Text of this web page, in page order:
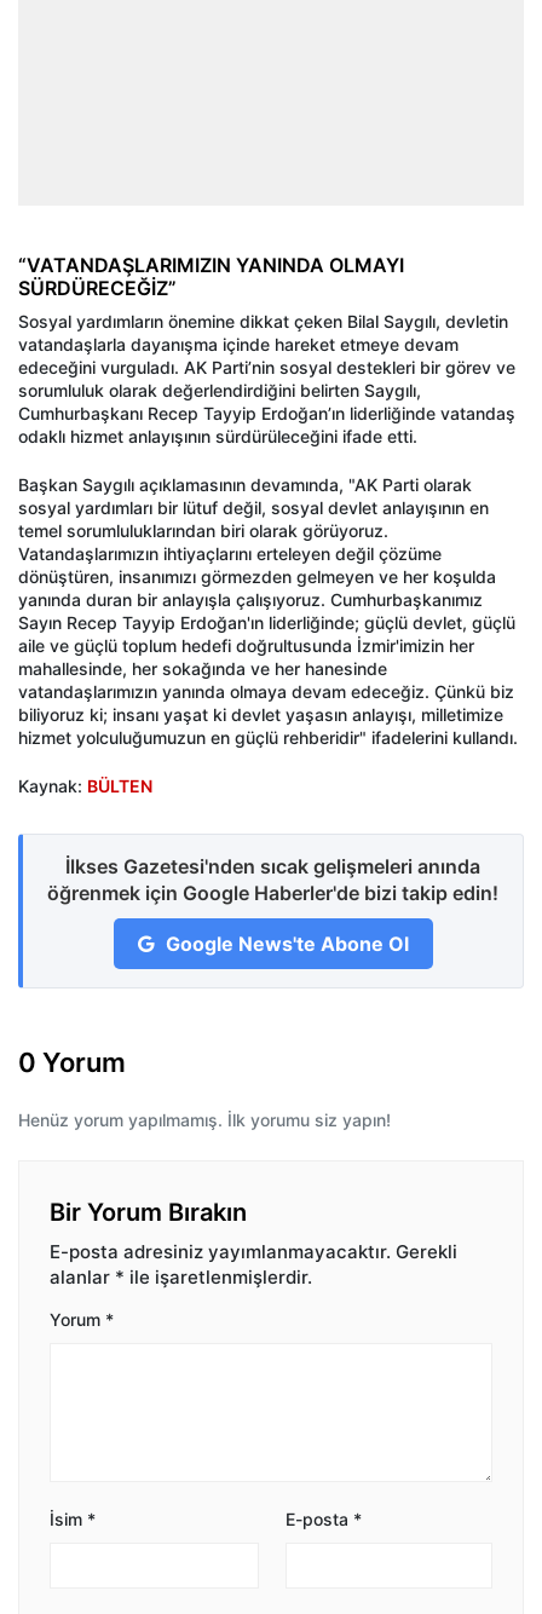
“VATANDAŞLARIMIZIN YANINDA OLMAYI
SÜRDÜRECEĞİZ”
Sosyal yardımların önemine dikkat çeken Bilal Saygılı, devletin
vatandaşlarla dayanışma içinde hareket etmeye devam
edeceğini vurguladı. AK Parti’nin sosyal destekleri bir görev ve
sorumluluk olarak değerlendirdiğini belirten Saygılı,
Cumhurbaşkanı Recep Tayyip Erdoğan’ın liderliğinde vatandaş
odaklı hizmet anlayışının sürdürüleceğini ifade etti.
Başkan Saygılı açıklamasının devamında, "AK Parti olarak
sosyal yardımları bir lütuf değil, sosyal devlet anlayışının en
temel sorumluluklarından biri olarak görüyoruz.
Vatandaşlarımızın ihtiyaçlarını erteleyen değil çözüme
dönüştüren, insanımızı görmezden gelmeyen ve her koşulda
yanında duran bir anlayışla çalışıyoruz. Cumhurbaşkanımız
Sayın Recep Tayyip Erdoğan'ın liderliğinde; güçlü devlet, güçlü
aile ve güçlü toplum hedefi doğrultusunda İzmir'imizin her
mahallesinde, her sokağında ve her hanesinde
vatandaşlarımızın yanında olmaya devam edeceğiz. Çünkü biz
biliyoruz ki; insanı yaşat ki devlet yaşasın anlayışı, milletimize
hizmet yolculuğumuzun en güçlü rehberidir" ifadelerini kullandı.
Kaynak: BÜLTEN
İlkses Gazetesi'nden sıcak gelişmeleri anında
öğrenmek için Google Haberler'de bizi takip edin!
Google News'te Abone Ol
0 Yorum
Henüz yorum yapılmamış. İlk yorumu siz yapın!
Bir Yorum Bırakın
E-posta adresiniz yayımlanmayacaktır. Gerekli
alanlar * ile işaretlenmişlerdir.
Yorum *
İsim * E-posta *